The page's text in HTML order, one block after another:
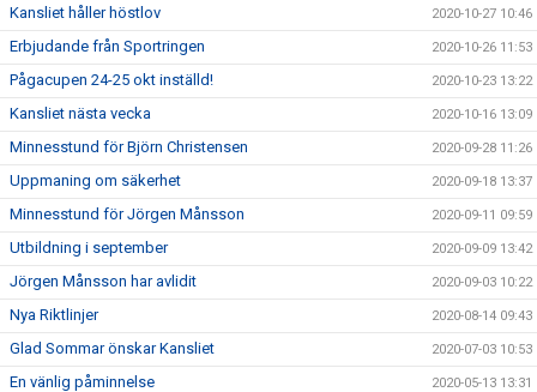
Kansliet håller höstlov 2020-10-27 10:46
Erbjudande från Sportringen 2020-10-26 11:53
Pågacupen 24-25 okt inställd! 2020-10-23 13:22
Kansliet nästa vecka 2020-10-16 13:09
Minnesstund för Björn Christensen 2020-09-28 11:26
Uppmaning om säkerhet 2020-09-18 13:37
Minnesstund för Jörgen Månsson 2020-09-11 09:59
Utbildning i september 2020-09-09 13:42
Jörgen Månsson har avlidit 2020-09-03 10:22
Nya Riktlinjer 2020-08-14 09:43
Glad Sommar önskar Kansliet 2020-07-03 10:53
En vänlig påminnelse 2020-05-13 13:31